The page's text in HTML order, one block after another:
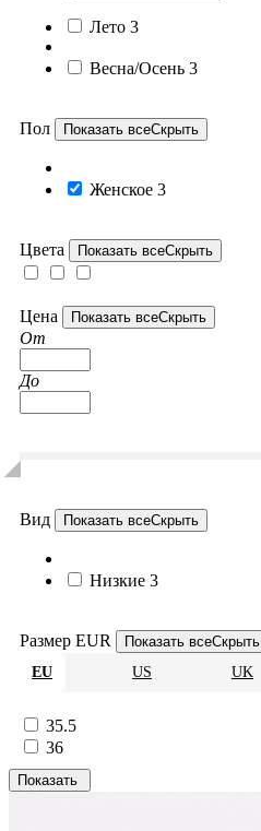
Лето 3
Весна/Осень 3
Пол Показать всеСкрыть
Женское 3
Цвета Показать всеСкрыть
Цена Показать всеСкрыть
От
До
Вид Показать всеСкрыть
Низкие 3
Размер EUR Показать всеСкрыть
EU
US UK
35.5
36